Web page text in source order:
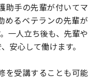
助手の先輩が付いてマ
めるベテランの先輩が
一人立ち後も、先輩や
安心して働けます。
を受講することも可能